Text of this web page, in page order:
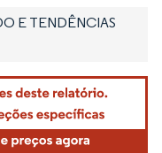
E TENDÊNCIAS